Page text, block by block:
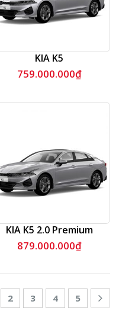
KIA K5
759.000.000₫
KIA K5 2.0 Premium
879.000.000₫
2 3 4 5